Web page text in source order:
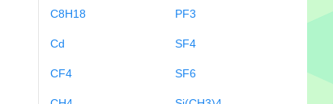
C8H18
Cd
CF4
PF3
SF4
SF6